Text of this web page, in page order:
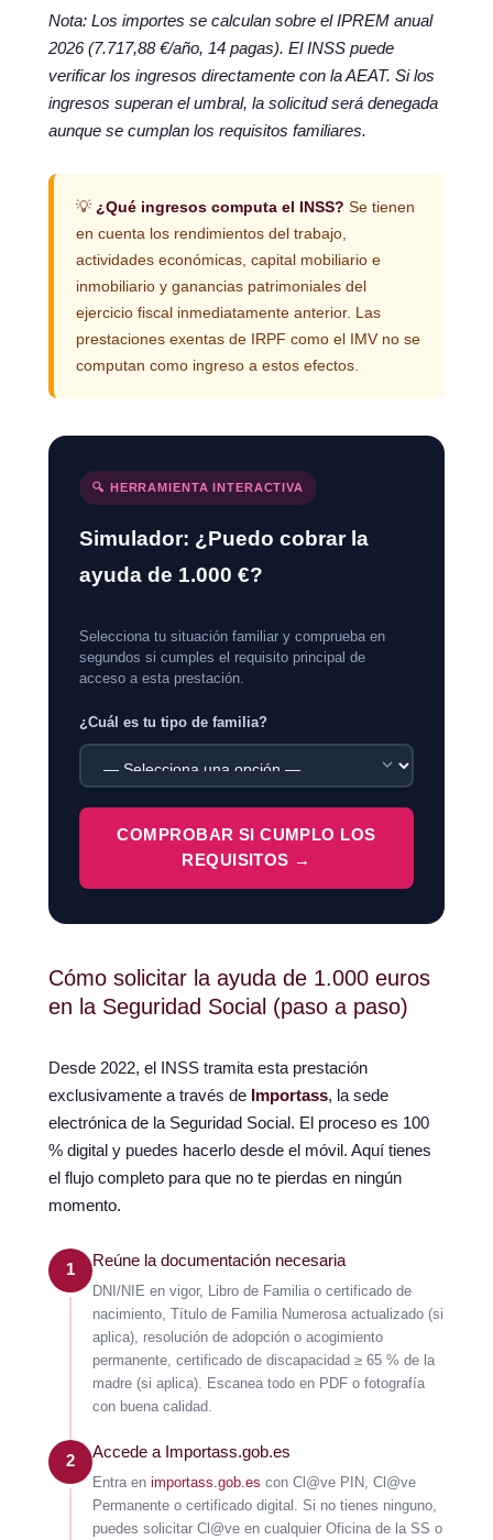
Nota: Los importes se calculan sobre el IPREM anual
2026 (7.717,88 €/año, 14 pagas). El INSS puede
verificar los ingresos directamente con la AEAT. Si los
ingresos superan el umbral, la solicitud será denegada
aunque se cumplan los requisitos familiares.
💡 ¿Qué ingresos computa el INSS? Se tienen
en cuenta los rendimientos del trabajo,
actividades económicas, capital mobiliario e
inmobiliario y ganancias patrimoniales del
ejercicio fiscal inmediatamente anterior. Las
prestaciones exentas de IRPF como el IMV no se
computan como ingreso a estos efectos.
🔍 HERRAMIENTA INTERACTIVA
Simulador: ¿Puedo cobrar la
ayuda de 1.000 €?
Selecciona tu situación familiar y comprueba en
segundos si cumples el requisito principal de
acceso a esta prestación.
¿Cuál es tu tipo de familia?
COMPROBAR SI CUMPLO LOS
REQUISITOS →
Cómo solicitar la ayuda de 1.000 euros
en la Seguridad Social (paso a paso)
Desde 2022, el INSS tramita esta prestación
exclusivamente a través de Importass, la sede
electrónica de la Seguridad Social. El proceso es 100
% digital y puedes hacerlo desde el móvil. Aquí tienes
el flujo completo para que no te pierdas en ningún
momento.
1
Reúne la documentación necesaria
DNI/NIE en vigor, Libro de Familia o certificado de
nacimiento, Título de Familia Numerosa actualizado (si
aplica), resolución de adopción o acogimiento
permanente, certificado de discapacidad ≥ 65 % de la
madre (si aplica). Escanea todo en PDF o fotografía
con buena calidad.
2
Accede a Importass.gob.es
Entra en importass.gob.es con Cl@ve PIN, Cl@ve
Permanente o certificado digital. Si no tienes ninguno,
puedes solicitar Cl@ve en cualquier Oficina de la SS o